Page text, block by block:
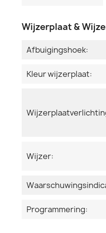
Wijzerplaat &
Afbuigingshoek:
Kleur wijzerplaat:
Wijzer:
Programmering: